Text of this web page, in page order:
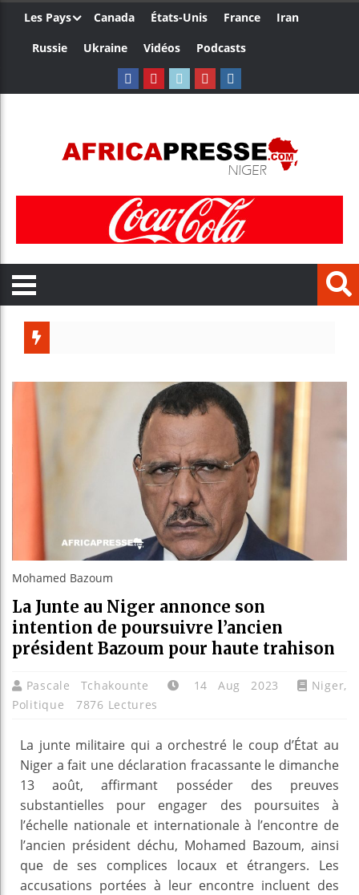
Les Pays Canada États-Unis France
Iran
Russie
Ukraine Vidéos Podcasts
Bénin
Mohamed Bazoum
La Junte au Niger annonce son
intention de poursuivre l’ancien
président Bazoum pour haute trahison
Pascale Tchakounte 14 Aug 2023 Niger,
Politique
7876 Lectures
La junte militaire qui a orchestré le coup d’État au
Niger a fait une déclaration fracassante le dimanche
13 août, affirmant posséder des preuves
substantielles pour engager des poursuites à
l’échelle nationale et internationale à l’encontre de
l’ancien président déchu, Mohamed Bazoum, ainsi
que de ses complices locaux et étrangers. Les
accusations portées à leur encontre incluent des